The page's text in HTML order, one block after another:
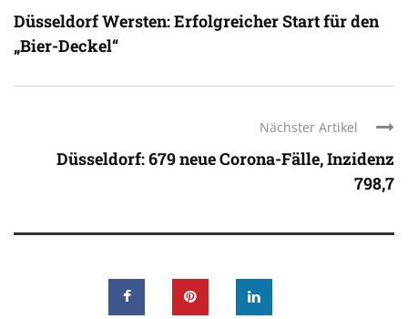
Düsseldorf Wersten: Erfolgreicher Start für den
„Bier-Deckel“
Nächster Artikel
Düsseldorf: 679 neue Corona-Fälle, Inzidenz
798,7